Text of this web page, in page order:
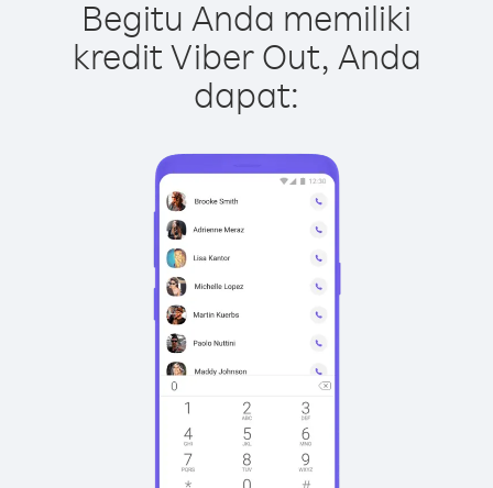
Begitu Anda memiliki
kredit Viber Out, Anda
dapat: